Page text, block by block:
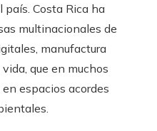
Costa Rica ha
multinacionales de
manufactura
que en muchos
espacios acordes